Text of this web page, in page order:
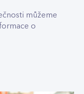
můžeme
o